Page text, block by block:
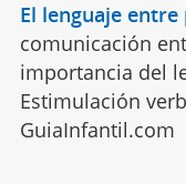
El lenguaje
comunicación
importancia del
Estimulación
GuiaInfantil.com